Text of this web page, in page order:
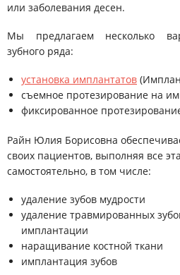
или заболевания десен.
Мы предлагаем несколько
зубного ряда:
установка имплантатов
съемное протезирование на
фиксированное
Райн Юлия Борисовна
своих пациентов, выполняя все
самостоятельно, в том числе:
удаление зубов мудрости
удаление травмированных
имплантации
наращивание костной ткани
имплантация зубов